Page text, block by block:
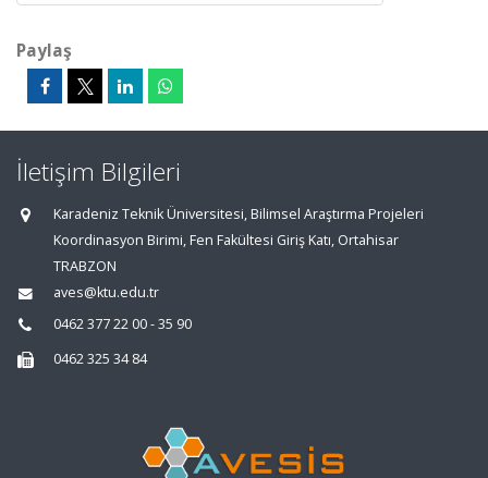
Paylaş
İletişim Bilgileri
Karadeniz Teknik Üniversitesi, Bilimsel Araştırma Projeleri
Koordinasyon Birimi, Fen Fakültesi Giriş Katı, Ortahisar
TRABZON
aves@ktu.edu.tr
0462 377 22 00 - 35 90
0462 325 34 84